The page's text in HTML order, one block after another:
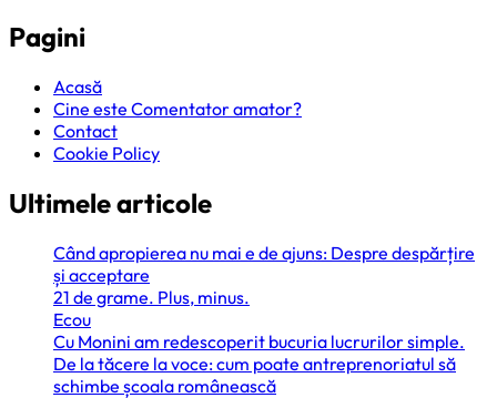
Pagini
Acasă
Cine este Comentator amator?
Contact
Cookie Policy
Ultimele articole
Când apropierea nu mai e de ajuns: Despre despărțire
și acceptare
21 de grame. Plus, minus.
Ecou
Cu Monini am redescoperit bucuria lucrurilor simple.
De la tăcere la voce: cum poate antreprenoriatul să
schimbe școala românească